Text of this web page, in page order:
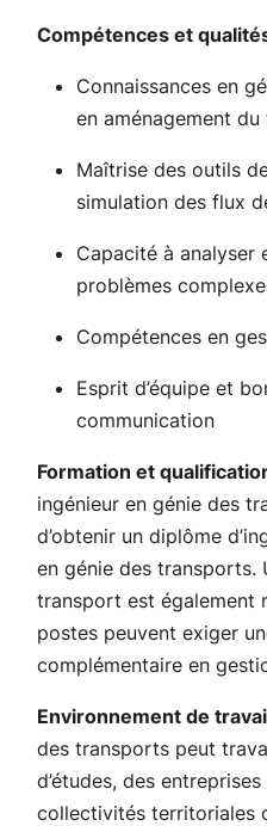
Compétences et
Connaissances en
en aménagement
Maîtrise des outils
simulation des flux
Capacité à analyser
problèmes
Compétences en
Esprit d’équipe et
communication
Formation et
ingénieur en génie des
d’obtenir un diplôme
en génie des transports.
transport est également
postes peuvent exiger
complémentaire en
Environnement de
des transports peut
d’études, des
collectivités territoriales